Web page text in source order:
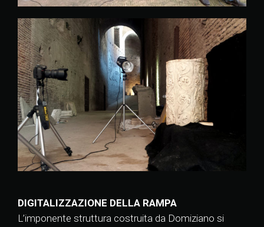
DIGITALIZZAZIONE DELLA RAMPA
L’imponente struttura costruita da Domiziano si